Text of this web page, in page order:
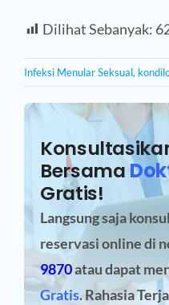
Dilihat Sebanyak:
Infeksi Menular Seksual,
Bersama
Gratis!
Langsung saja
reservasi onlinedi
9870atau dapat
Gratis. Rahasia